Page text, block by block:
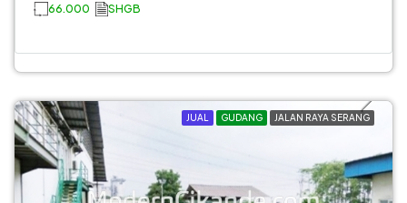
66.000 SHGB
JUAL GUDANG JALAN RAYA SERANG